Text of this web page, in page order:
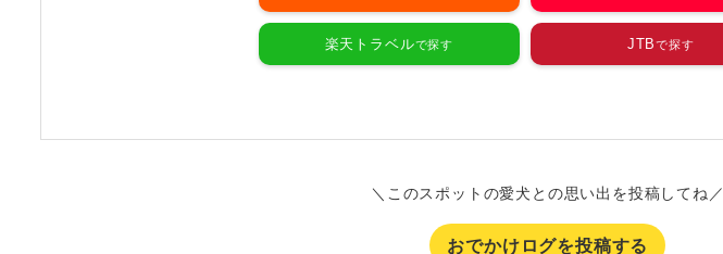
楽天トラベル JTB
＼このスポットの愛犬との思い出を投稿してね／
おでかけログを投稿する